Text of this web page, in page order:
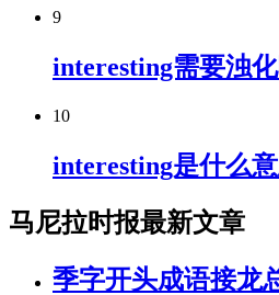
9
interesting需要浊
10
interesting是什么
马尼拉时报最新文章
季字开头成语接龙